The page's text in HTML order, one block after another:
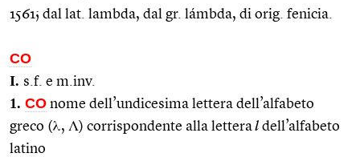
1561; dal lat. lambda, dal gr. lámbda, di orig. fenicia.
CO
I. s.f. e m.inv.
1. CO nome dell’undicesima lettera dell’alfabeto
greco (λ, Λ) corrispondente alla lettera l dell’alfabeto
latino